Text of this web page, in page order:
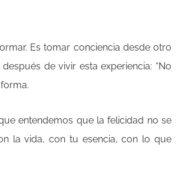
Es tomar conciencia desde otro
de vivir esta experiencia: “No
entendemos que la felicidad no se
la vida, con tu esencia, con lo que